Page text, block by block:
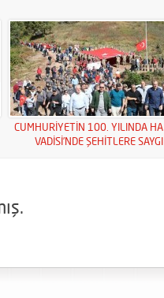
CUMHURİYETİN 100. YILINDA
VADİSİ’NDE ŞEHİTLERE SAYGI